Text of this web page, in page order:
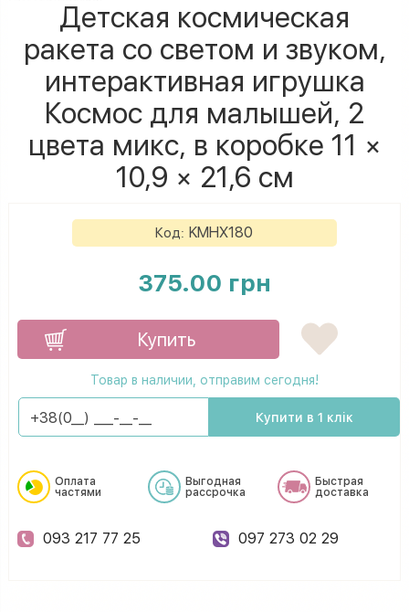
Детская космическая
ракета со светом и звуком,
интерактивная игрушка
Космос для малышей, 2
цвета микс, в коробке 11 ×
10,9 × 21,6 см
Код: KMHX180
375.00 грн
Купить
Товар в наличии, отправим сегодня!
Купити в 1 клік
Оплата
частями
Выгодная
рассрочка
Быстрая
доставка
093 217 77 25 097 273 02 29